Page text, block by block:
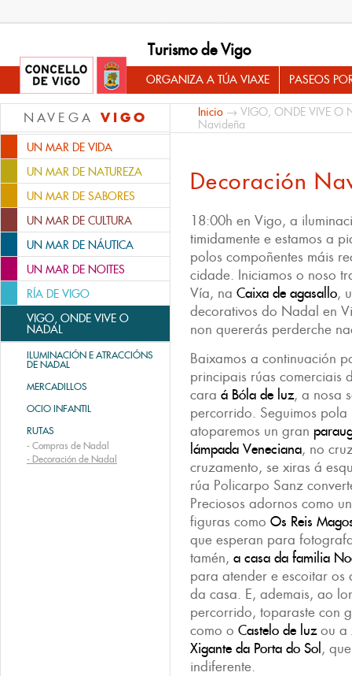
Turismo de Vigo
ORGANIZA A TÚA VIAXE PASEOS
NAVEGA VIGO
UN MAR DE VIDA
UN MAR DE NATUREZA
UN MAR DE SABORES
UN MAR DE CULTURA
UN MAR DE NÁUTICA
UN MAR DE NOITES
RÍA DE VIGO
VIGO, ONDE VIVE O
NADAL
ILUMINACIÓN E ATRACCIÓNS
DE NADAL
MERCADILLOS
OCIO INFANTIL
RUTAS
- Compras de Nadal
- Decoración de Nadal
Inicio → VIGO, ONDE VIVE O
Navideña
Decoración
18:00h en Vigo, a
timidamente e estamos a
polos compoñentes máis
cidade. Iniciamos o noso
Vía, na Caixa de agasallo,
decorativos do Nadal en
non quererás perderche
Baixamos a continuación
principais rúas comerciais
cara á Bóla de luz, a nosa
percorrido. Seguimos
atoparemos un gran
lámpada Veneciana, no
cruzamento, se xiras á
rúa Policarpo Sanz
Preciosos adornos como
figuras como Os Reis
que esperan para
tamén, a casa da familia
para atender e escoitar os
da casa. E, ademais, ao
percorrido, toparaste con
como o Castelo de luzou a
Xigante da Porta do Sol ,
indiferente.